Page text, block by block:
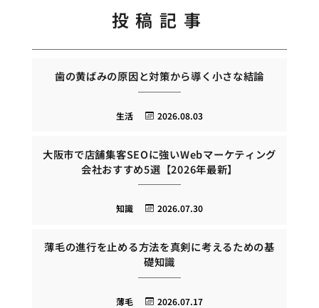
投稿記事
歯の黄ばみの原因と対策から導く小さな結論
2026.08.03
生活
大阪市で店舗集客SEOに強いWebマーケティング
会社おすすめ5選【2026年最新】
2026.07.30
知識
薄毛の進行を止める方法を真剣に考えるための基
礎知識
2026.07.17
薄毛